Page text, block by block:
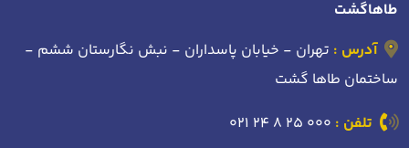
طاهاگشت
آدرس : تهران - خیابان پاسداران - نبش نگارستان ششم -
ساختمان طاها گشت
تلفن : 021 24 8 25 000